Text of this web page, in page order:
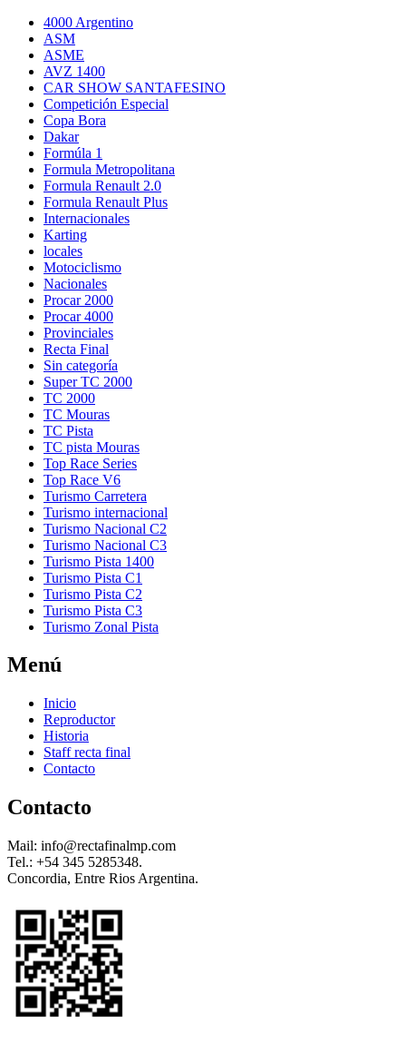
4000 Argentino
ASM
ASME
AVZ 1400
CAR SHOW SANTAFESINO
Competición Especial
Copa Bora
Dakar
Formúla 1
Formula Metropolitana
Formula Renault 2.0
Formula Renault Plus
Internacionales
Karting
locales
Motociclismo
Nacionales
Procar 2000
Procar 4000
Provinciales
Recta Final
Sin categoría
Super TC 2000
TC 2000
TC Mouras
TC Pista
TC pista Mouras
Top Race Series
Turismo Carretera
Turismo internacional
Turismo Nacional C2
Turismo Nacional C3
Turismo Pista 1400
Turismo Pista C1
Turismo Pista C2
Turismo Pista C3
Turismo Zonal Pista
Menú
Inicio
Reproductor
Historia
Staff recta final
Contacto
Contacto
Mail: info@rectafinalmp.com
Tel.: +54 345 5285348.
Concordia, Entre Rios Argentina.